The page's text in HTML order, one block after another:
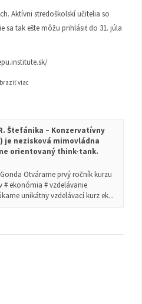
Aktívni stredoškolskí učitelia so
sa tak ešte môžu prihlásiť do 31. júla
viac
Štefánika – Konzervatívny
je nezisková mimovládna
orientovaný think-tank.
Otvárame prvý ročník kurzu
# ekonómia # vzdelávanie
unikátny vzdelávací kurz ek...